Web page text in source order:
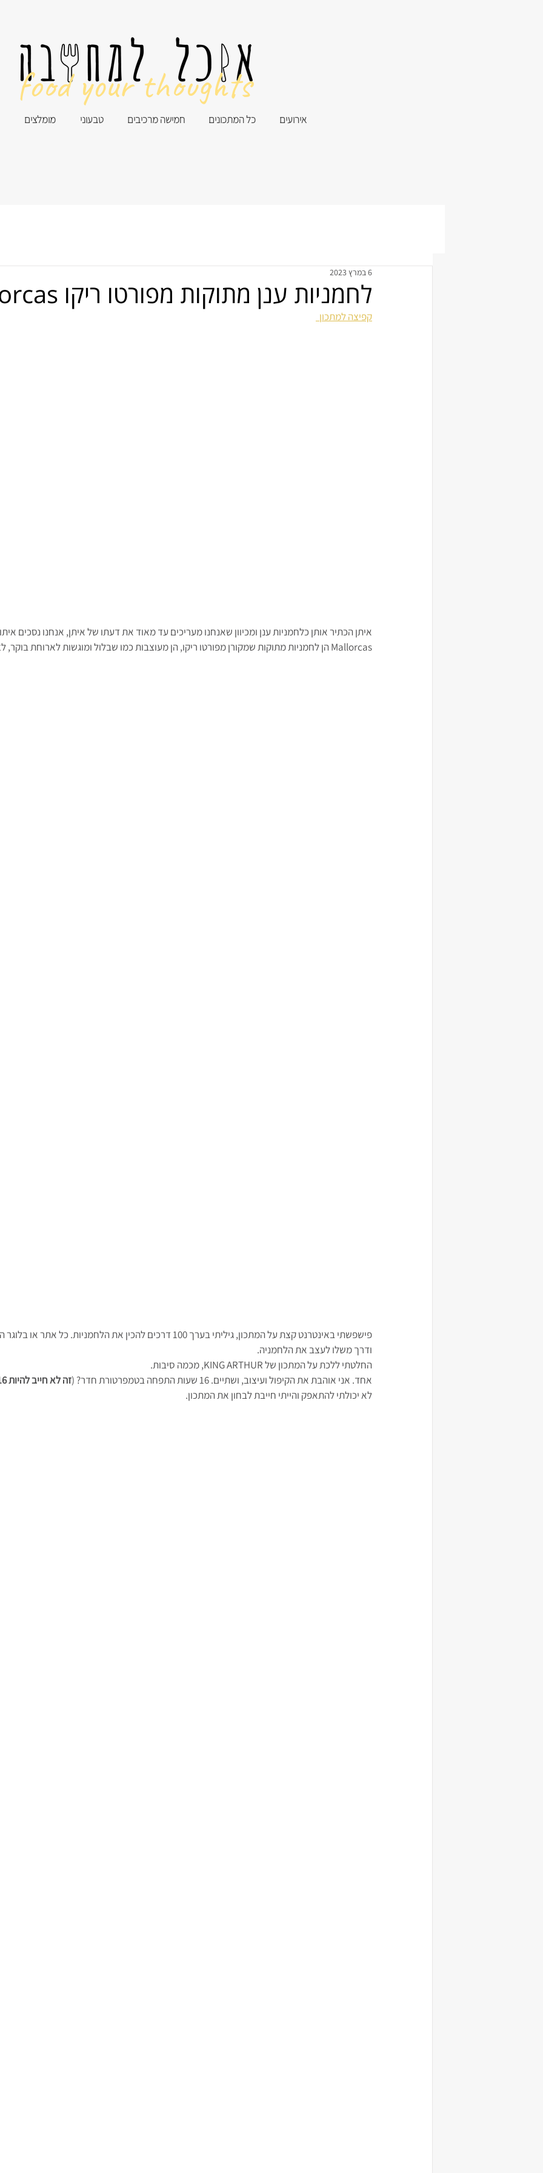
מומלצים טבעוני חמישה מרכיבים כל המתכונים אירועים
food your thoughts
לחמניות ענן מתוקות מפורטו ריקו Mallorcas
6 במרץ 2023
קפיצה למתכון
איתן הכתיר אותן כלחמניות ענן ומכיוון שאנחנו מעריכים עד מאוד את דעתו של איתן, אנחנו נסכים
Mallorcas הן לחמניות מתוקות שמקורן מפורטו ריקו, הן מעוצבות כמו שבלול ומוגשות לארוחת בוקר, לצד הקפה.
פישפשתי באינטרנט קצת על המתכון, גיליתי בערך 100 דרכים להכין את הלחמניות.
ודרך משלו לעצב את הלחמניה.
החלטתי ללכת על המתכון של KING ARTHUR, מכמה סיבות.
אחד. אני אוהבת את הקיפול ועיצוב, ושתיים. 16 שעות התפחה בטמפרטורת חדר? (
זה לא חייב להיות 16
לא יכולתי להתאפק והייתי חייבת לבחון את המתכון.